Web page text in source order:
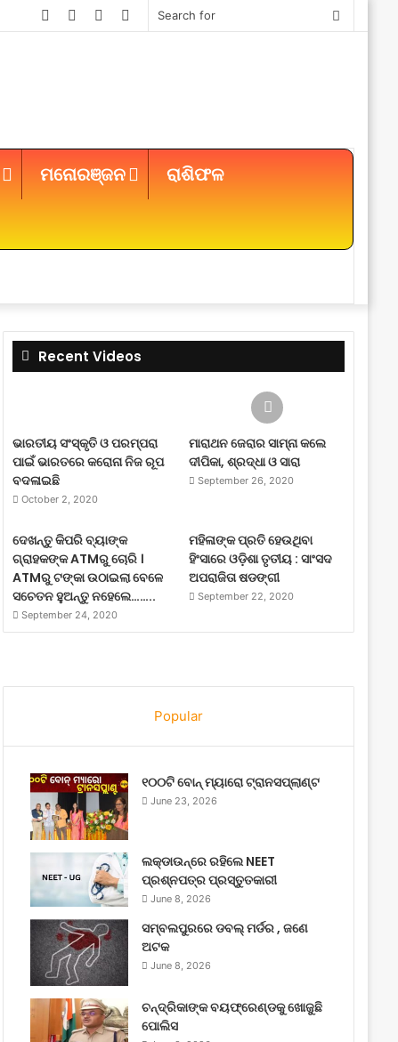
Search
Instagram
YouTube
Twitter
Facebook
ମନୋରଞ୍ଜନ ରାଶିଫଳ
Recent Videos
ଭାରତୀୟ ସଂସ୍କୃତି ଓ ପରମ୍ପରା
ପାଇଁ ଭାରତରେ କରୋନା ନିଜ ରୂପ
ବଦଳାଇଛି
October 2, 2020
ମାରାଥନ ଜେରାର ସାମ୍ନା କଲେ
ଦୀପିକା, ଶ୍ରଦ୍ଧା ଓ ସାରା
September 26, 2020
ଦେଖନ୍ତୁ କିପରି ବ୍ୟାଙ୍କ
ଗ୍ରାହକଙ୍କ ATMରୁ ଚୋରି ।
ATMରୁ ଟଙ୍କା ଉଠାଇଲା ବେଳେ
ସଚେତନ ହୁଅନ୍ତୁ ନହେଲେ……..
September 24, 2020
ମହିଳାଙ୍କ ପ୍ରତି ହେଉଥିବା
ହିଂସାରେ ଓଡ଼ିଶା ତୃତୀୟ : ସାଂସଦ
ଅପରାଜିତା ଷଡଙ୍ଗୀ
September 22, 2020
Popular
୧୦୦ଟି ବୋନ୍ ମ୍ୟାରୋ ଟ୍ରାନସପ୍ଲାଣ୍ଟ
June 23, 2026
ଲକ୍‌ଡାଉନ୍‌ରେ ରହିଲେ NEET
ପ୍ରଶ୍ନପତ୍ର ପ୍ରସ୍ତୁତକାରୀ
June 8, 2026
ସମ୍ବଲପୁରରେ ଡବଲ୍ ମର୍ଡର , ଜଣେ
ଅଟକ
June 8, 2026
ଚନ୍ଦ୍ରିକାଙ୍କ ବୟଫ୍ରେଣ୍ଡକୁ ଖୋଜୁଛି
ପୋଲିସ